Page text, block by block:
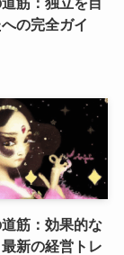
の完全ガイ
道筋：効果的な
新の経営トレ